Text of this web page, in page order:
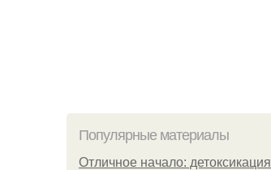
Популярные материалы
Отличное начало: детоксикация